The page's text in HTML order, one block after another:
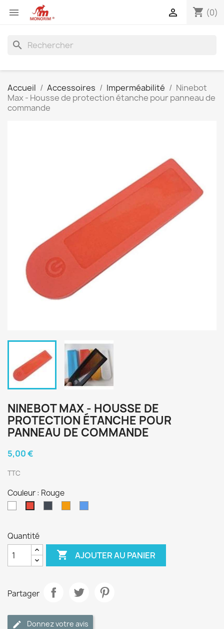
 shopping_cart (0)

search
Accueil Accessoires Imperméabilité
Ninebot
Max - Housse de protection étanche pour panneau de
commande
NINEBOT MAX - HOUSSE DE
PROTECTION ÉTANCHE POUR
PANNEAU DE COMMANDE
5,00 €
TTC
Couleur : Rouge
Quantité
 AJOUTER AU PANIER
Partager
Donnez votre avis